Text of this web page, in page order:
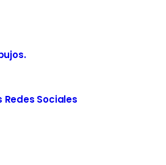
Redes Sociales